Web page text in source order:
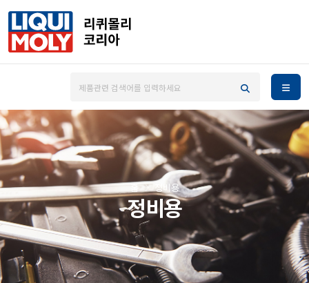
정비용
홈 정비용